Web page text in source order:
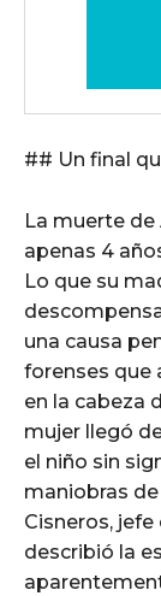
## Un final
La muerte de
apenas 4
Lo que su
una causa
forenses que
en la cabeza
mujer llegó
el niño sin
maniobras
Cisneros,
describió la